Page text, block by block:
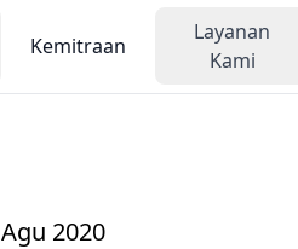
Kemitraan
Layanan
Kami
2020